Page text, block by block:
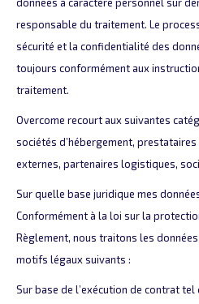
responsable du traitement. Le
sécurité et la confidentialité des
toujours conformément aux
traitement.
Overcome recourt aux suivantes
sociétés d’hébergement,
externes, partenaires logistiques,
Sur quelle base juridique mes
Conformément à la loi sur la
Règlement, nous traitons les
motifs légaux suivants :
Sur base de l’exécution de contrat tel